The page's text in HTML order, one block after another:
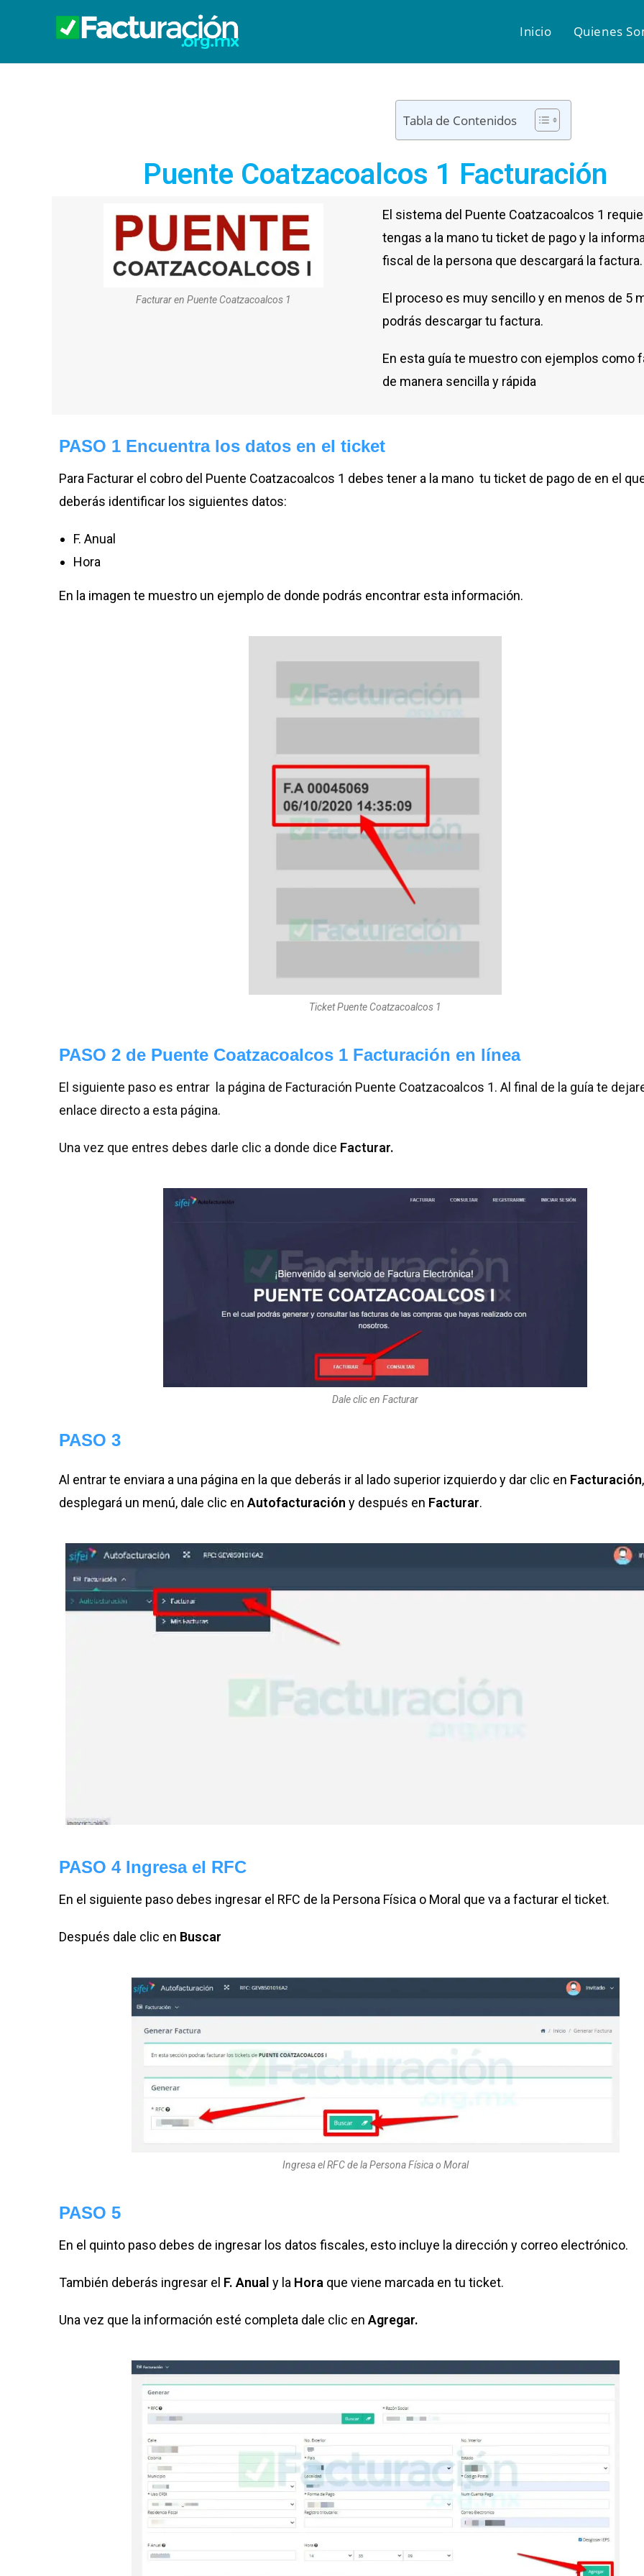
Inicio Quienes
Tabla de Contenidos
Puente Coatzacoalcos 1 Facturación
Facturar en Puente Coatzacoalcos 1
El sistema del Puente Coatzacoalcos 1
tengas a la mano tu ticket de pago y la
fiscal de la persona que descargará la factura.
El proceso es muy sencillo y en menos de 5
podrás descargar tu factura.
En esta guía te muestro con ejemplos como
de manera sencilla y rápida
PASO 1 Encuentra los datos en el ticket
Para Facturar el cobro del Puente Coatzacoalcos 1 debes tener a la mano tu ticket de pago de en el
deberás identificar los siguientes datos:
F. Anual
Hora
En la imagen te muestro un ejemplo de donde podrás encontrar esta información.
Ticket Puente Coatzacoalcos 1
PASO 2 de Puente Coatzacoalcos 1 Facturación en línea
El siguiente paso es entrar la página de Facturación Puente Coatzacoalcos 1. Al final de la guía te
enlace directo a esta página.
Una vez que entres debes darle clic a donde dice Facturar.
Dale clic en Facturar
PASO 3
Al entrar te enviara a una página en la que deberás ir al lado superior izquierdo y dar clic en Facturación
desplegará un menú, dale clic en Autofacturación y después en Facturar.
PASO 4 Ingresa el RFC
En el siguiente paso debes ingresar el RFC de la Persona Física o Moral que va a facturar el ticket.
Después dale clic en Buscar
Ingresa el RFC de la Persona Física o Moral
PASO 5
En el quinto paso debes de ingresar los datos fiscales, esto incluye la dirección y correo electrónico.
También deberás ingresar el F. Anual y la Hora que viene marcada en tu ticket.
Una vez que la información esté completa dale clic en Agregar.